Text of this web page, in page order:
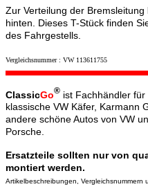
Zur Verteilung der
hinten. Dieses T-Stück finden
des Fahrgestells.
Vergleichsnummer : VW 113611755
ClassicGo® ist Fachhändler
klassische VW Käfer, Karmann
andere schöne Autos von VW
Porsche.
Ersatzteile sollten nur von
montiert werden.
Artikelbeschreibungen, Vergleichsnummern